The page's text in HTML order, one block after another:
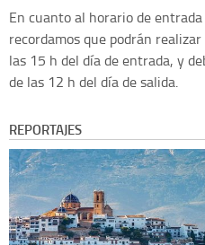
En cuanto al horario de
recordamos que podrán
las 15 h del día de entrada, y
de las 12 h del día de salida.
REPORTAJES